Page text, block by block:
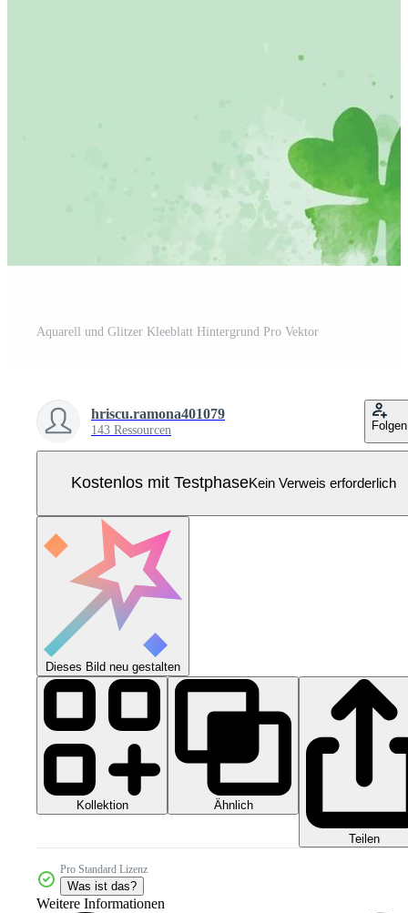
Aquarell und Glitzer Kleeblatt Hintergrund Pro Vektor
hriscu.ramona401079
143 Ressourcen Folgen
Kostenlos mit TestphaseKein Verweis erforderlich
Dieses Bild neu gestalten
Kollektion Ähnlich
Teilen
Pro Standard Lizenz
Was ist das?
Weitere Informationen